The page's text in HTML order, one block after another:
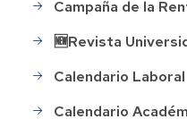
Campaña de la
🆕Revista
Calendario Laboral
Calendario